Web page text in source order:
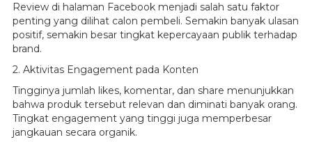
Review di halaman Facebook menjadi salah satu faktor
penting yang dilihat calon pembeli. Semakin banyak ulasan
positif, semakin besar tingkat kepercayaan publik terhadap
brand.
2. Aktivitas Engagement pada Konten
Tingginya jumlah likes, komentar, dan share menunjukkan
bahwa produk tersebut relevan dan diminati banyak orang.
Tingkat engagement yang tinggi juga memperbesar
jangkauan secara organik.